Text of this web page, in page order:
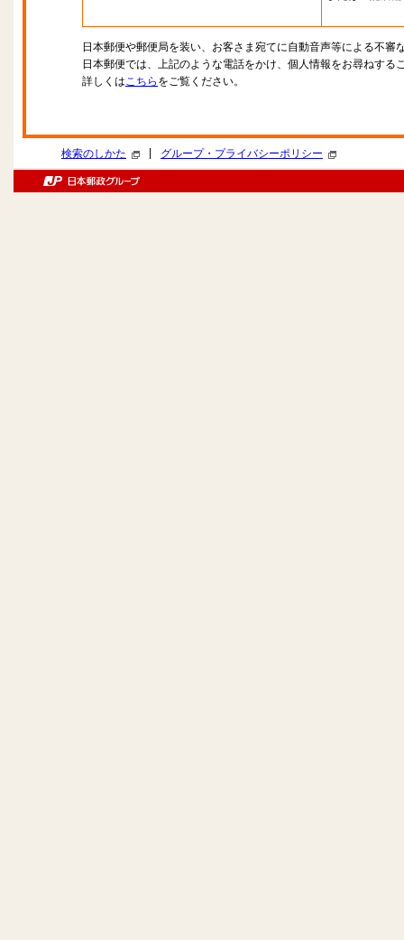
日本郵便や郵便局を装い、お客さま宛てに自動音声等による不審
日本郵便では、上記のような電話をかけ、個人情報をお尋ねする
詳しくはこちら をご覧ください。
検索のしかた グループ・プライバシーポリシー